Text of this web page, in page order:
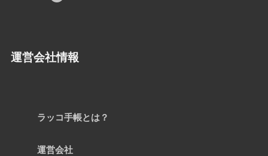
運営会社情報
ラッコ手帳とは？
運営会社